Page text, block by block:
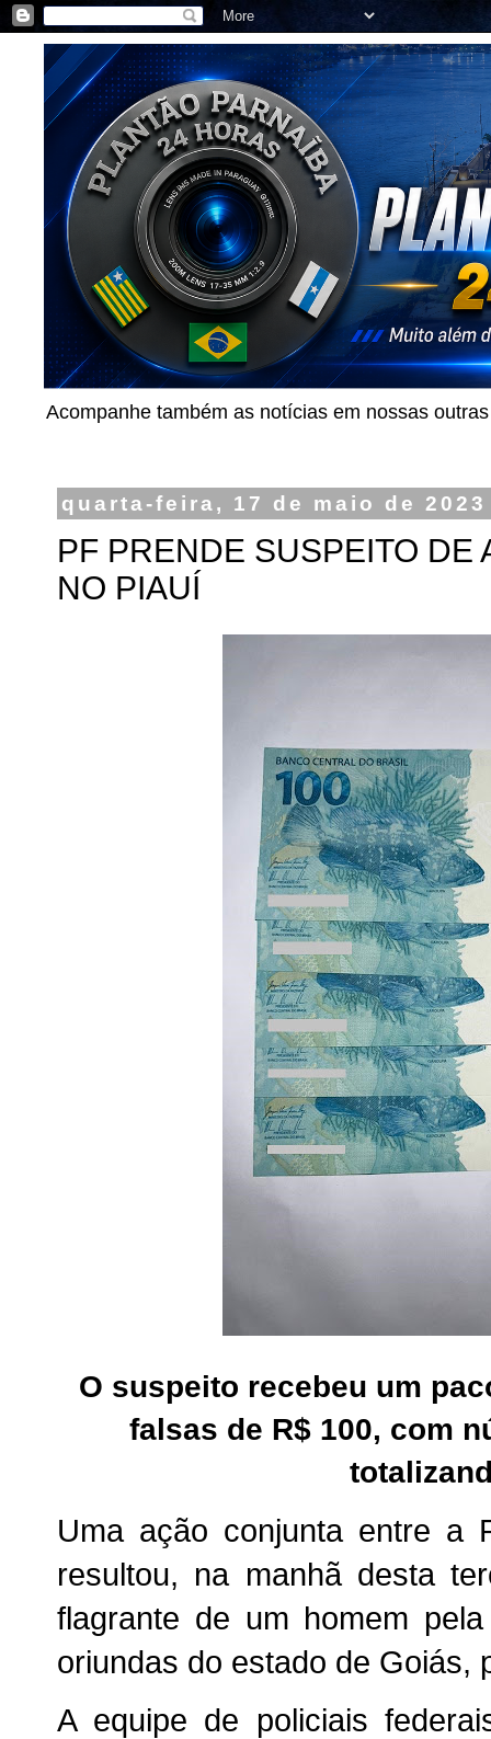
Acompanhe também as notícias em nossas
quarta-feira, 17 de maio de 2023
PF PRENDE SUSPEITO DE
NO PIAUÍ
O suspeito recebeu um
falsas de R$ 100, com
Uma ação conjunta entre a
resultou, na manhã desta
flagrante de um homem
oriundas do estado de Goiás,
A equipe de policiais